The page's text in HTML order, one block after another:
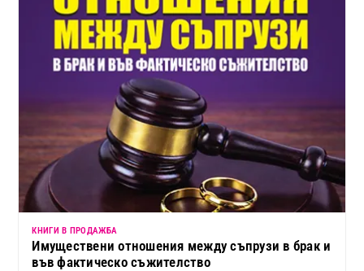
КНИГИ В ПРОДАЖБА
Имуществени отношения между съпрузи в брак и
във фактическо съжителство